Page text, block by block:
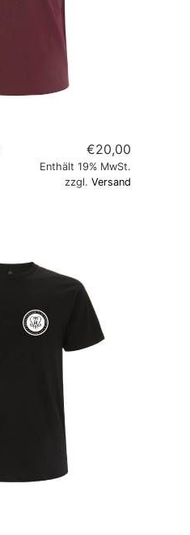
€20,00
Enthält 19% MwSt.
zzgl.Versand